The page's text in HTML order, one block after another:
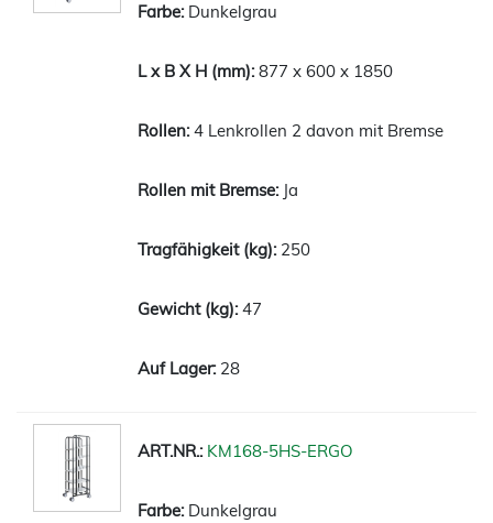
Dunkelgrau
877 x 600 x 1850
4 Lenkrollen 2 davon mit Bremse
Ja
250
47
28
KM168-5HS-ERGO
Dunkelgrau